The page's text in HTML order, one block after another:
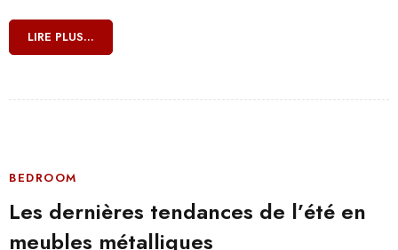
LIRE PLUS...
BEDROOM
Les dernières tendances de l’été en
meubles métalliques